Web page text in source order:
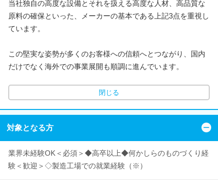
当社独自の高度な設備とそれを扱える高度な人材、高品質な
原料の確保といった、メーカーの基本である上記3点を重視し
ています。
この堅実な姿勢が多くのお客様への信頼へとつながり、国内
だけでなく海外での事業展開も順調に進んでいます。
閉じる
対象となる方
業界未経験OK＜必須＞◆高卒以上◆何かしらのものづくり経
験＜歓迎＞◇製造工場での就業経験（※）